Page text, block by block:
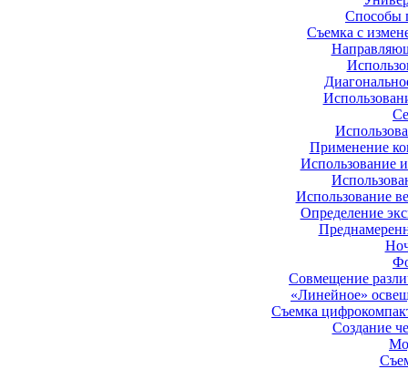
Способы
Съемка с
Применение
Использование
Использование
Определение
Совмещение
«Линейное»
Съемка
Создание